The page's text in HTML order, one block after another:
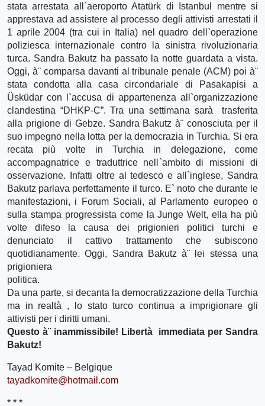
stata arrestata all`aeroporto Atatürk di Istanbul mentre si
apprestava ad assistere al processo degli attivisti arrestati il
1 aprile 2004 (tra cui in Italia) nel quadro dell`operazione
poliziesca internazionale contro la sinistra rivoluzionaria
turca. Sandra Bakutz ha passato la notte guardata a vista.
Oggi, à¨ comparsa davanti al tribunale penale (ACM) poi à¨
stata condotta alla casa circondariale di Pasakapisi a
Üsküdar con l`accusa di appartenenza all`organizzazione
clandestina “DHKP-C”. Tra una settimana sarà trasferita
alla prigione di Gebze. Sandra Bakutz à¨ conosciuta per il
suo impegno nella lotta per la democrazia in Turchia. Si era
recata più volte in Turchia in delegazione, come
accompagnatrice e traduttrice nell`ambito di missioni di
osservazione. Infatti oltre al tedesco e all`inglese, Sandra
Bakutz parlava perfettamente il turco. E` noto che durante le
manifestazioni, i Forum Sociali, al Parlamento europeo o
sulla stampa progressista come la Junge Welt, ella ha più
volte difeso la causa dei prigionieri politici turchi e
denunciato il cattivo trattamento che subiscono
quotidianamente. Oggi, Sandra Bakutz à¨ lei stessa una
prigioniera
politica.
Da una parte, si decanta la democratizzazione della Turchia
ma in realtà , lo stato turco continua a imprigionare gli
attivisti per i diritti umani.
Questo à¨ inammissibile! Libertà immediata per Sandra
Bakutz!
Tayad Komite – Belgique
tayadkomite@hotmail.com
* * *